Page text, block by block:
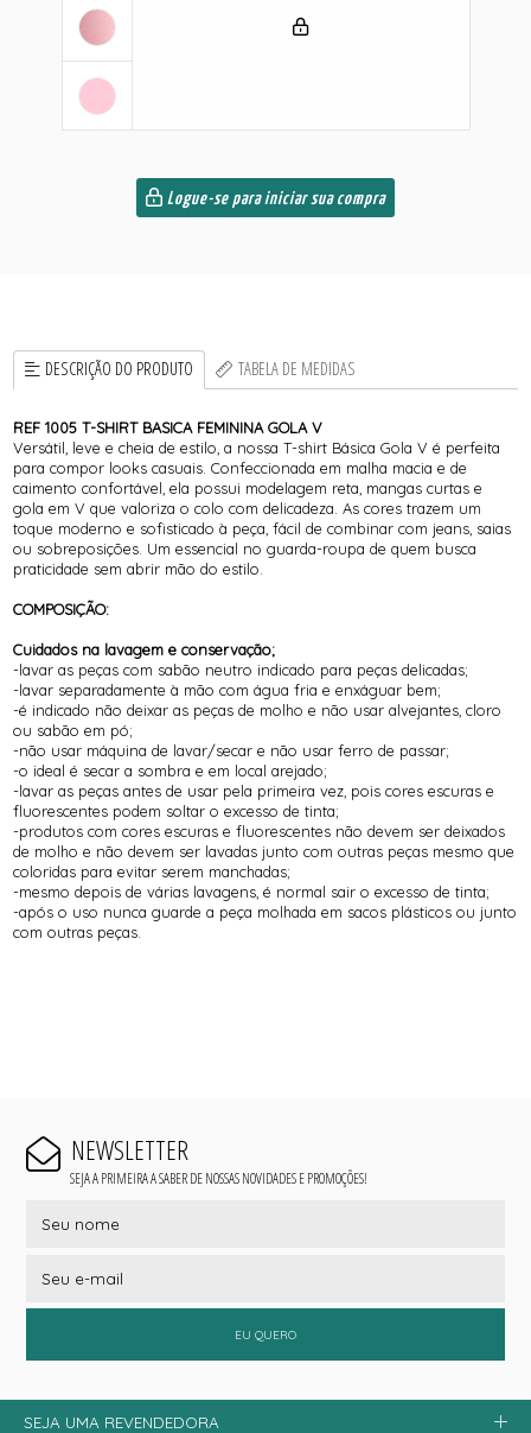
Logue-se para iniciar sua compra
DESCRIÇÃO DO PRODUTO TABELA DE MEDIDAS
REF 1005 T-SHIRT BASICA FEMININA GOLA V
Versátil, leve e cheia de estilo, a nossa T-shirt Básica Gola V é perfeita
para compor looks casuais. Confeccionada em malha macia e de
caimento confortável, ela possui modelagem reta, mangas curtas e
gola em V que valoriza o colo com delicadeza. As cores trazem um
toque moderno e sofisticado à peça, fácil de combinar com jeans, saias
ou sobreposições. Um essencial no guarda-roupa de quem busca
praticidade sem abrir mão do estilo.
COMPOSIÇÃO:
Cuidados na lavagem e conservação;
-lavar as peças com sabão neutro indicado para peças delicadas;
-lavar separadamente à mão com água fria e enxáguar bem;
-é indicado não deixar as peças de molho e não usar alvejantes, cloro
ou sabão em pó;
-não usar máquina de lavar/secar e não usar ferro de passar;
-o ideal é secar a sombra e em local arejado;
-lavar as peças antes de usar pela primeira vez, pois cores escuras e
fluorescentes podem soltar o excesso de tinta;
-produtos com cores escuras e fluorescentes não devem ser deixados
de molho e não devem ser lavadas junto com outras peças mesmo que
coloridas para evitar serem manchadas;
-mesmo depois de várias lavagens, é normal sair o excesso de tinta;
-após o uso nunca guarde a peça molhada em sacos plásticos ou junto
com outras peças.
NEWSLETTER
SEJA A PRIMEIRA A SABER DE NOSSAS NOVIDADES E PROMOÇÕES!
EU QUERO
SEJA UMA REVENDEDORA